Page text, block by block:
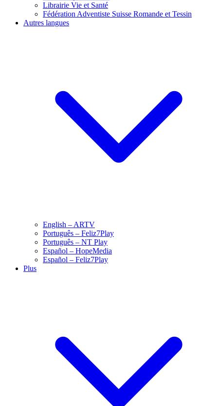
Librairie Vie et Santé
Fédération Adventiste Suisse Romande et Tessin
Autres langues
English – ARTV
Português – Feliz7Play
Português – NT Play
Español – HopeMedia
Español – Feliz7Play
Plus